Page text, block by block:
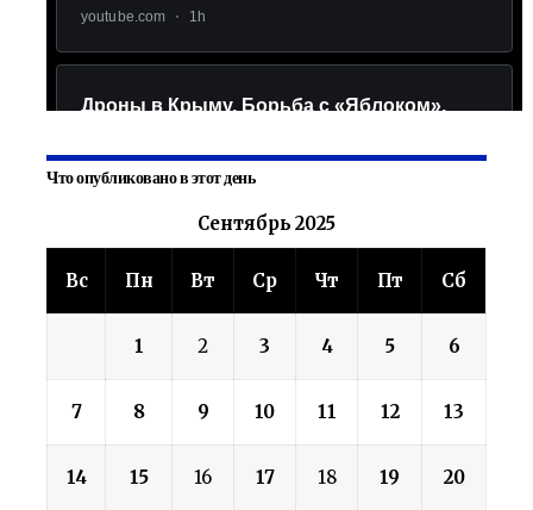
Что опубликовано в этот день
Сентябрь 2025
Вс Пн Вт Ср Чт Пт Сб
1 2 3 4 5 6
7 8 9 10 11 12 13
14 15 16 17 18 19 20